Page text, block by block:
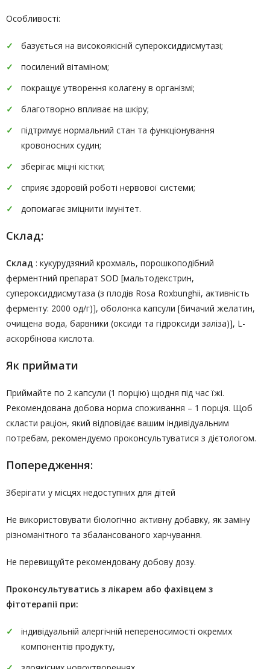
Особливості:
базується на високоякісній супероксиддисмутазі;
посилений вітаміном;
покращує утворення колагену в організмі;
благотворно впливає на шкіру;
підтримує нормальний стан та функціонування
кровоносних судин;
зберігає міцні кістки;
сприяє здоровій роботі нервової системи;
допомагає зміцнити імунітет.
Склад:
Склад : кукурудзяний крохмаль, порошкоподібний
ферментний препарат SOD [мальтодекстрин,
супероксиддисмутаза (з плодів Rosa Roxbunghii, активність
ферменту: 2000 од/г)], оболонка капсули [бичачий желатин,
очищена вода, барвники (оксиди та гідроксиди заліза)], L-
аскорбінова кислота.
Як приймати
Приймайте по 2 капсули (1 порцію) щодня під час їжі.
Рекомендована добова норма споживання – 1 порція. Щоб
скласти раціон, який відповідає вашим індивідуальним
потребам, рекомендуємо проконсультуватися з дієтологом.
Попередження:
Зберігати у місцях недоступних для дітей
Не використовувати біологічно активну добавку, як заміну
різноманітного та збалансованого харчування.
Не перевищуйте рекомендовану добову дозу.
Проконсультуватись з лікарем або фахівцем з
фітотерапії при:
індивідуальній алергічній непереносимості окремих
компонентів продукту,